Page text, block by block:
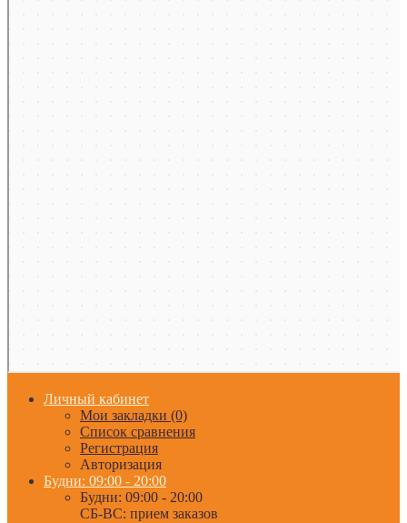
Личный кабинет
Мои закладки (0)
Список сравнения
Регистрация
Авторизация
Будни: 09:00 - 20:00
Будни: 09:00 - 20:00
СБ-ВС: прием заказов